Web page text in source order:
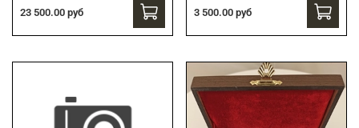
23 500.00 руб 3 500.00 руб